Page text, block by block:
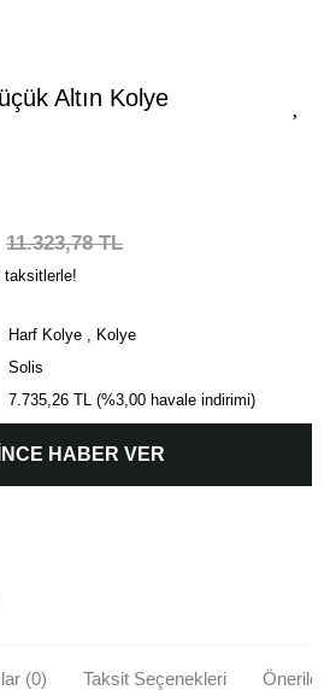
Altın Kolye
11.323,78 TL
taksitlerle!
Harf Kolye
Kolye
Solis
7.735,26 TL (%3,00 havale indirimi)
HABER VER
(0) Taksit Seçenekleri